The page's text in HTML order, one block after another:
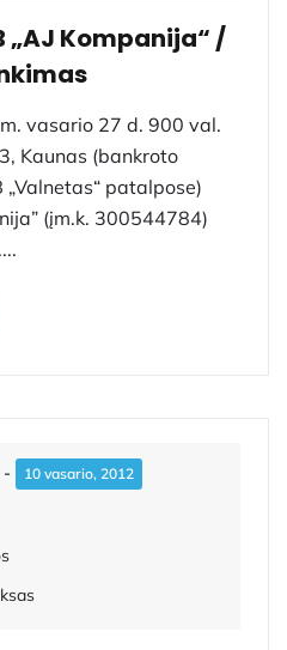
„AJ Kompanija“ /
vasario 27 d. 900 val.
Kaunas (bankroto
patalpose)
(įm.k. 300544784)
- 10 vasario, 2012